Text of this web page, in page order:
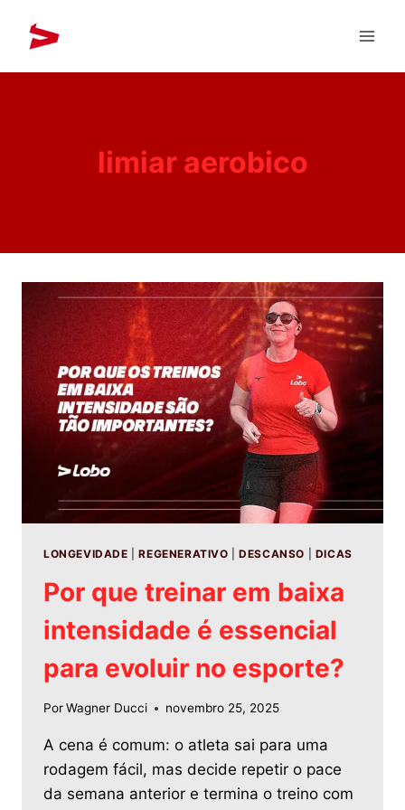
limiar aerobico
LONGEVIDADE |REGENERATIVO |DESCANSO DICAS
Por que treinar em baixa
intensidade é essencial
para evoluir no esporte?
PorWagner Ducci novembro 25, 2025
A cena é comum: o atleta sai para uma
rodagem fácil, mas decide repetir o pace
da semana anterior e termina o treino com